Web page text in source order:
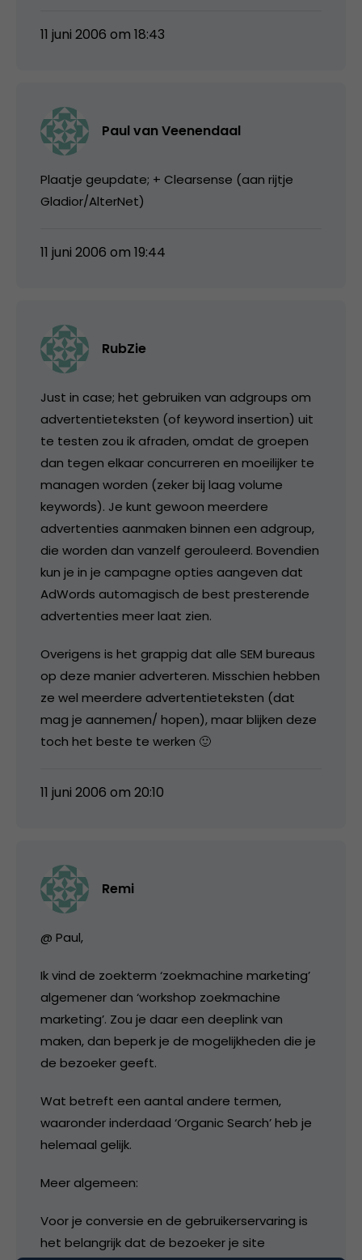
11 juni 2006 om 18:43
Paul van Veenendaal
Plaatje geupdate; + Clearsense (aan rijtje
Gladior/AlterNet)
11 juni 2006 om 19:44
RubZie
Just in case; het gebruiken van adgroups om
advertentieteksten (of keyword insertion) uit
te testen zou ik afraden, omdat de groepen
dan tegen elkaar concurreren en moeilijker te
managen worden (zeker bij laag volume
keywords). Je kunt gewoon meerdere
advertenties aanmaken binnen een adgroup,
die worden dan vanzelf gerouleerd. Bovendien
kun je in je campagne opties aangeven dat
AdWords automagisch de best presterende
advertenties meer laat zien.
Overigens is het grappig dat alle SEM bureaus
op deze manier adverteren. Misschien hebben
ze wel meerdere advertentieteksten (dat
mag je aannemen/ hopen), maar blijken deze
toch het beste te werken 🙂
11 juni 2006 om 20:10
Remi
@ Paul,
Ik vind de zoekterm ‘zoekmachine marketing’
algemener dan ‘workshop zoekmachine
marketing’. Zou je daar een deeplink van
maken, dan beperk je de mogelijkheden die je
de bezoeker geeft.
Wat betreft een aantal andere termen,
waaronder inderdaad ‘Organic Search’ heb je
helemaal gelijk.
Meer algemeen:
Voor je conversie en de gebruikerservaring is
het belangrijk dat de bezoeker je site